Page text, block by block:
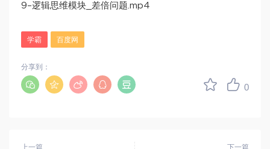
9–逻辑思维模块_差倍问题.mp4
学霸 百度网
0
分享到：
上一篇 下一篇